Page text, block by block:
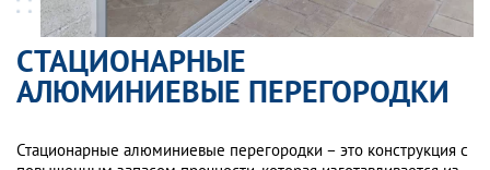
СТАЦИОНАРНЫЕ
АЛЮМИНИЕВЫЕ ПЕРЕГОРОДКИ
Стационарные алюминиевые перегородки – это конструкция с